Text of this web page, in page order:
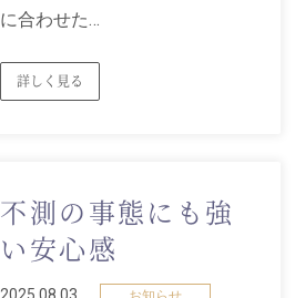
に合わせた…
詳しく見る
不測の事態にも強
い安心感